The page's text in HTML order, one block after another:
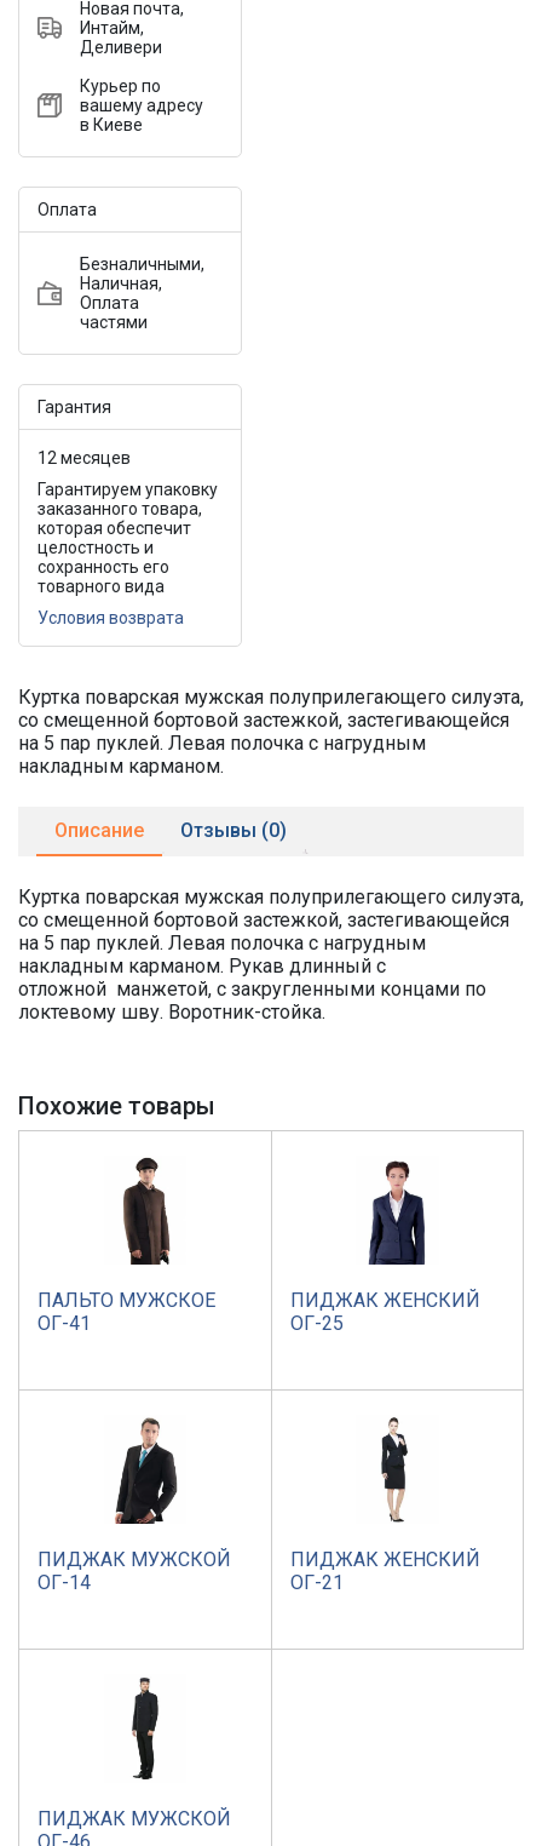
Новая почта,
Интайм,
Деливери
Курьер по
вашему адресу
в Киеве
Оплата
Безналичными,
Наличная,
Оплата
частями
Гарантия
12 месяцев
Гарантируем упаковку
заказанного товара,
которая обеспечит
целостность и
сохранность его
товарного вида
Условия возврата
Куртка поварская мужская полуприлегающего силуэта,
со смещенной бортовой застежкой, застегивающейся
на 5 пар пуклей. Левая полочка с нагрудным
накладным карманом.
Описание Отзывы (0)
Куртка поварская мужская полуприлегающего силуэта,
со смещенной бортовой застежкой, застегивающейся
на 5 пар пуклей. Левая полочка с нагрудным
накладным карманом. Рукав длинный с
отложной манжетой, с закругленными концами по
локтевому шву. Воротник-стойка.
Похожие товары
ПАЛЬТО МУЖСКОЕ
ОГ-41
ПИДЖАК ЖЕНСКИЙ
ОГ-25
ПИДЖАК МУЖСКОЙ
ОГ-14
ПИДЖАК ЖЕНСКИЙ
ОГ-21
ПИДЖАК МУЖСКОЙ